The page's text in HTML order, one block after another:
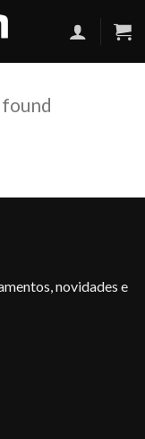
found
novidades e